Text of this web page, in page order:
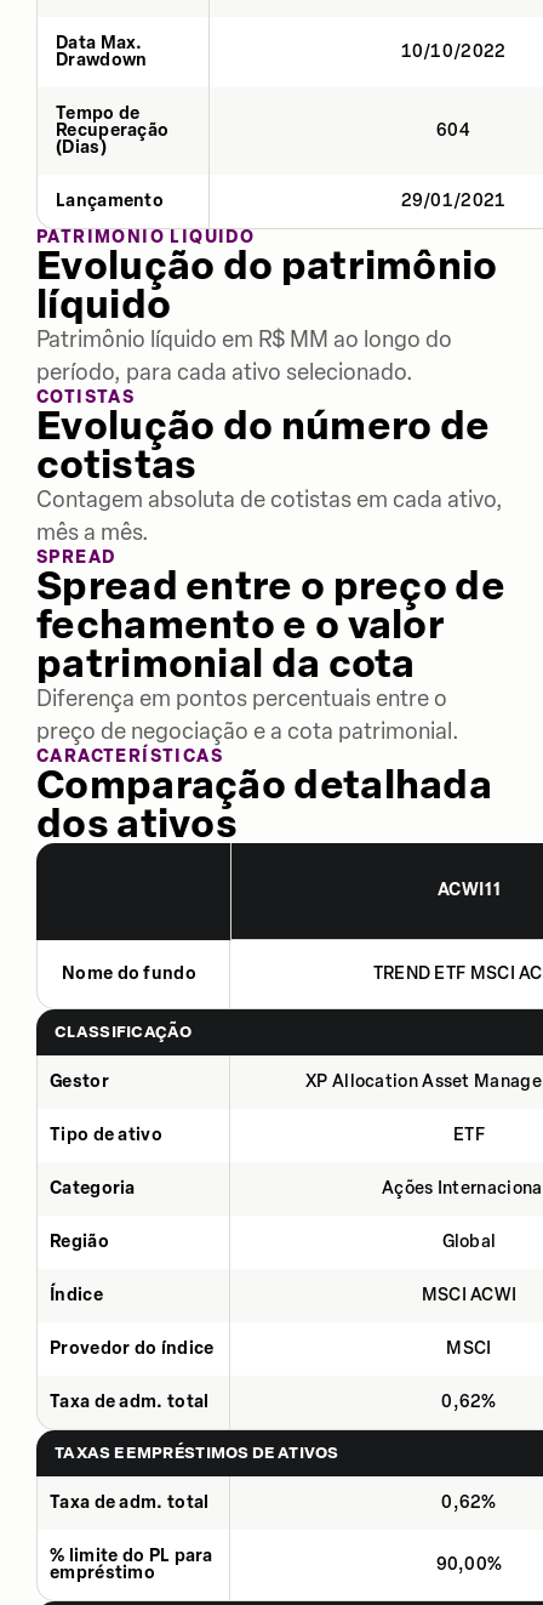
Data Max.
Drawdown
10/10/2022
Tempo de
Recuperação
(Dias)
604
Lançamento
29/01/2021
PATRIMÔNIO LÍQUIDO
Evolução do patrimônio
líquido
Patrimônio líquido em R$ MM ao longo do
período, para cada ativo selecionado.
COTISTAS
Evolução do número de
cotistas
Contagem absoluta de cotistas em cada ativo,
mês a mês.
SPREAD
Spread entre o preço de
fechamento e o valor
patrimonial da cota
Diferença em pontos percentuais entre o
preço de negociação e a cota patrimonial.
CARACTERÍSTICAS
Comparação detalhada
dos ativos
ACWI11
Nome do fundo TREND ETF MSCI
CLASSIFICAÇÃO
Gestor XP Allocation Asset
Tipo de ativo ETF
Categoria Ações
Região Global
Índice MSCI ACWI
Provedor do índice MSCI
Taxa de adm. total 0,62%
TAXAS E EMPRÉSTIMOS DE ATIVOS
Taxa de adm. total 0,62%
% limite do PL para
empréstimo
90,00%